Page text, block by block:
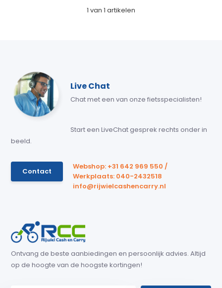
1 van 1 artikelen
Live Chat
Chat met een van onze fietsspecialisten!
Start een LiveChat gesprek rechts onder in
beeld.
Contact
Webshop: +31 642 969 550 /
Werkplaats: 040-2432518
info@rijwielcashencarry.nl
Ontvang de beste aanbiedingen en persoonlijk advies. Altijd
op de hoogte van de hoogste kortingen!